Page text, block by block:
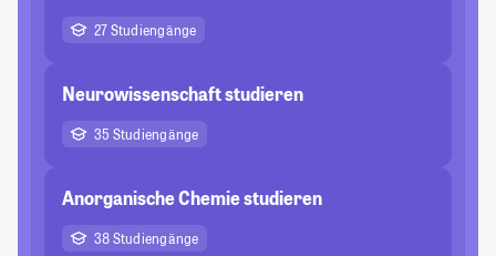
27 Studiengänge
Neurowissenschaft studieren
35 Studiengänge
Anorganische Chemie studieren
38 Studiengänge